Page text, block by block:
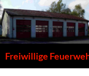
Zum
Inhalt
springen
Freiwillige